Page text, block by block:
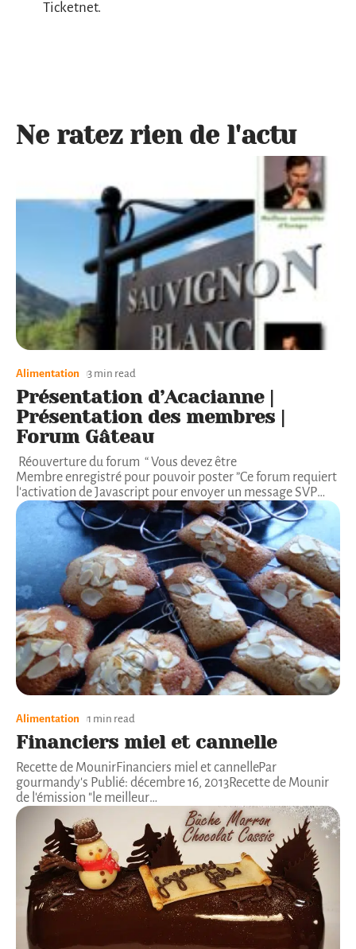
Ticketnet.
Ne ratez rien de l'actu
Alimentation 3 min read
Présentation d’Acacianne |
Présentation des membres |
Forum Gâteau
Réouverture du forum “ Vous devez être
Membre enregistré pour pouvoir poster ”Ce forum requiert
l'activation de Javascript pour envoyer un message SVP…
Alimentation 1 min read
Financiers miel et cannelle
Recette de MounirFinanciers miel et cannellePar
gourmandy's Publié: décembre 16, 2013Recette de Mounir
de l'émission "le meilleur…